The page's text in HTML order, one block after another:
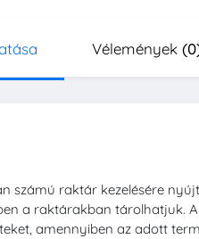
Vélemények
számú raktár kezelésére
a raktárakban tárolhatjuk.
amennyiben az adott